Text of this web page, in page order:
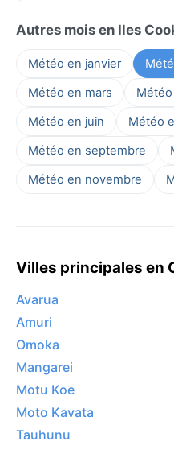
Autres mois en Iles
Météo en janvier
Météo en mars
Météo en juin
Météo
Météo en septembre
Météo en novembre
Villes principales en
Avarua
Amuri
Omoka
Mangarei
Motu Koe
Moto Kavata
Tauhunu